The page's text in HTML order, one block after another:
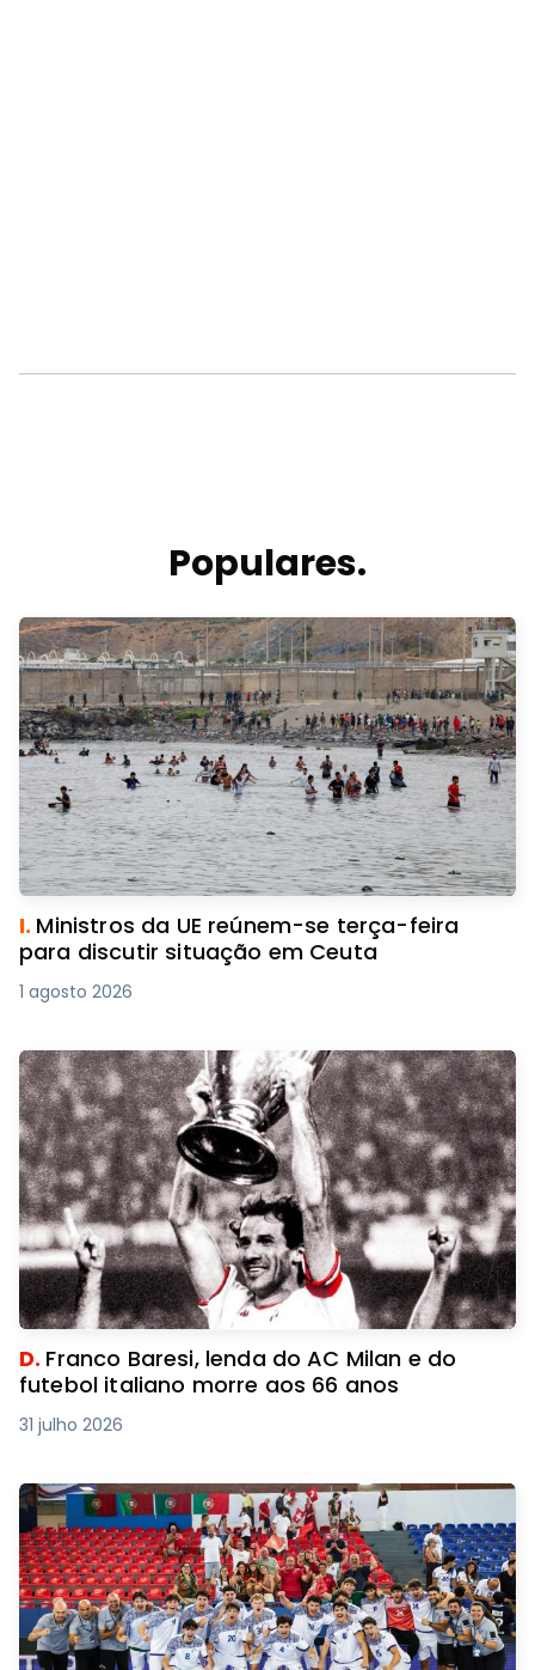
Populares.
I. Ministros da UE reúnem-se terça-feira
para discutir situação em Ceuta
1 agosto 2026
D. Franco Baresi, lenda do AC Milan e do
futebol italiano morre aos 66 anos
31 julho 2026